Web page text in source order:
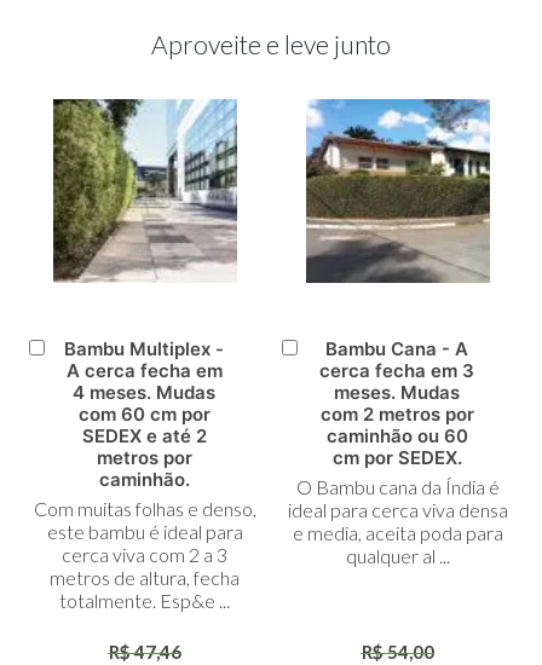
Aproveite e leve junto
Adicionar
Carrinho
Bambu Multiplex -
A cerca fecha em
4 meses. Mudas
com 60 cm por
SEDEX e até 2
metros por
caminhão.
Com muitas folhas e denso,
este bambu é ideal para
cerca viva com 2 a 3
metros de altura, fecha
totalmente. Esp&e ...
R$ 47,46
Adicionar
Carrinho
Bambu Cana - A
cerca fecha em 3
meses. Mudas
com 2 metros por
caminhão ou 60
cm por SEDEX.
O Bambu cana da Índia é
ideal para cerca viva densa
e media, aceita poda para
qualquer al ...
R$ 54,00